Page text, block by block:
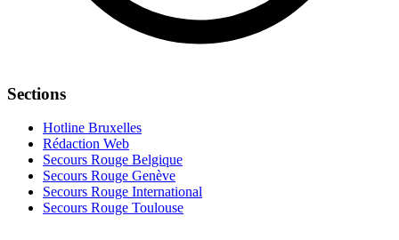
Sections
Hotline Bruxelles
Rédaction Web
Secours Rouge Belgique
Secours Rouge Genève
Secours Rouge International
Secours Rouge Toulouse